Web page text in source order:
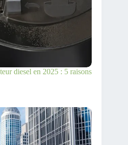
diesel en 2025 : 5 raisons